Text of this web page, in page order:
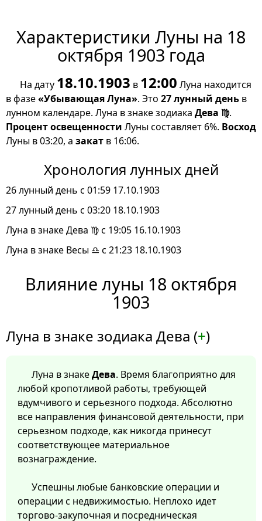
Характеристики Луны на 18
октября 1903 года
На дату 18.10.1903 в 12:00 Луна находится
в фазе«Убывающая Луна». Это 27 лунный день в
лунном календаре. Луна в знаке зодиака Дева ♍.
Процент освещенности Луны составляет 6%. Восход
Луны в 03:20, а закат в 16:06.
Хронология лунных дней
26 лунный день с 01:59 17.10.1903
27 лунный день с 03:20 18.10.1903
Луна в знаке Дева ♍ с 19:05 16.10.1903
Луна в знаке Весы ♎ с 21:23 18.10.1903
Влияние луны 18 октября
1903
Луна в знаке зодиака Дева (+)
Луна в знакеДева. Время благоприятно для
любой кропотливой работы, требующей
вдумчивого и серьезного подхода. Абсолютно
все направления финансовой деятельности, при
серьезном подходе, как никогда принесут
соответствующее материальное
вознаграждение.
Успешны любые банковские операции и
операции с недвижимостью. Неплохо идет
торгово-закупочная и посредническая